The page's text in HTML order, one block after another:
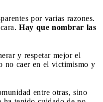
por varias razones.
Hay que nombrar las
y respetar mejor el
no caer en el victimismo y
entre otras, sino